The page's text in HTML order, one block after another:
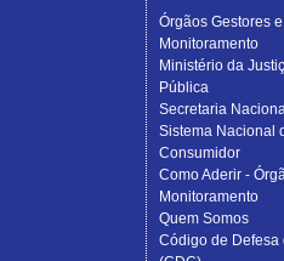
Órgãos Gestores
Monitoramento
Ministério da
Pública
Secretaria
Sistema Nacional
Consumidor
Como Aderir -
Monitoramento
Quem Somos
Código de Defesa